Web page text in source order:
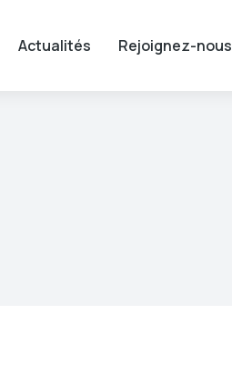
Actualités Rejoignez-nous